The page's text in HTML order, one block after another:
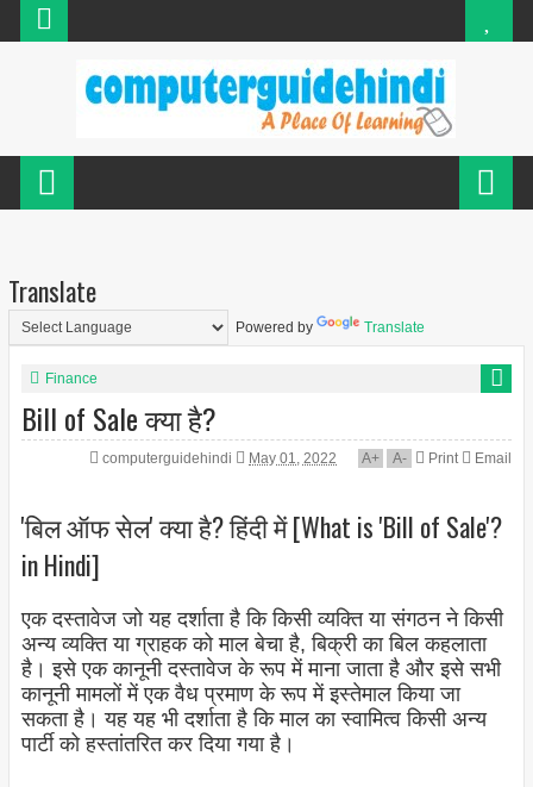
Translate
Powered by Translate
Finance
Bill of Sale क्या है?
computerguidehindi May 01, 2022 A+ A- Print Email
'बिल ऑफ सेल' क्या है? हिंदी में [What is 'Bill of Sale'?
in Hindi]
एक दस्तावेज जो यह दर्शाता है कि किसी व्यक्ति या संगठन ने किसी
अन्य व्यक्ति या ग्राहक को माल बेचा है, बिक्री का बिल कहलाता
है। इसे एक कानूनी दस्तावेज के रूप में माना जाता है और इसे सभी
कानूनी मामलों में एक वैध प्रमाण के रूप में इस्तेमाल किया जा
सकता है। यह यह भी दर्शाता है कि माल का स्वामित्व किसी अन्य
पार्टी को हस्तांतरित कर दिया गया है।